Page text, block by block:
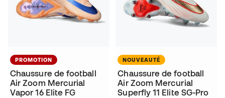
PROMOTION
Chaussure de football
Air Zoom Mercurial
Vapor 16 Elite FG
NOUVEAUTÉ
Chaussure de football
Air Zoom Mercurial
Superfly 11 Elite SG-Pro